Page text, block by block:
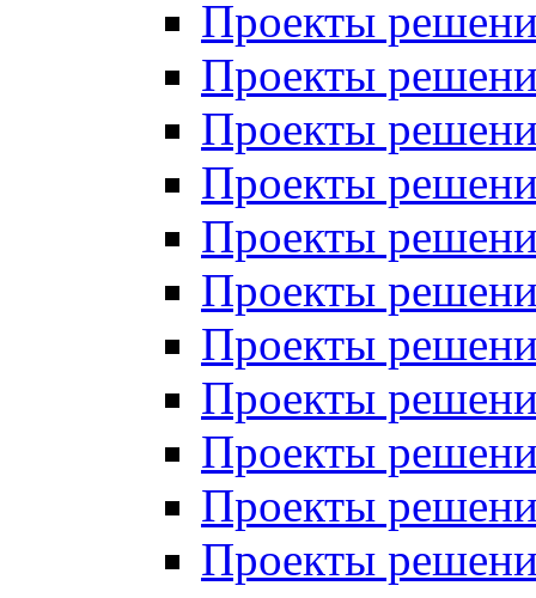
Проекты
Проекты
Проекты
Проекты
Проекты
Проекты
Проекты
Проекты
Проекты
Проекты
Проекты